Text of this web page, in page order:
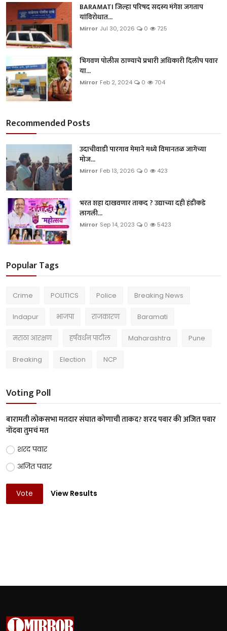
BARAMATI जिल्हा परिषद सदस्य मंगेश जगताप
यांविरोधात...
Mirror Jul 30, 2026 0 725
भिगवण पोलीस ठाण्याचे प्रभारी अधिकारी दिलीप पवार
या...
Mirror Feb 2, 2024 0 704
Recommended Posts
उदाचीवाडी पारगाव मेमाने मध्ये विमानतळ जागेच्या
मोज...
Mirror Feb 13, 2026 0 423
भरत शहा दाखवणार ताकद ? उद्याच्या दही हंडीकडे
लागली...
Mirror Sep 14, 2023 0 5423
Popular Tags
Crime POLITICS Police Breaking News
Indapur भाजपा राजकारण Baramati
मराठा आरक्षण हर्षवर्धन पाटील Maharashtra Pune
Breaking Election NCP
Voting Poll
बारामती लोकसभा मतदार संघात कोणाची ताकद? शरद पवार की अजित पवार
नोंदवा तुमचं मत
शरद पवार
अजित पवार
Vote View Results